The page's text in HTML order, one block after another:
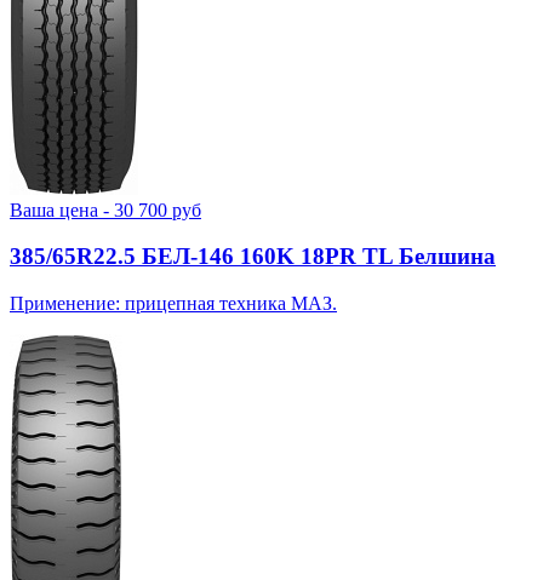
Ваша цена - 30 700 руб
385/65R22.5 БЕЛ-146 160K 18PR TL Белшина
Применение: прицепная техника МАЗ.